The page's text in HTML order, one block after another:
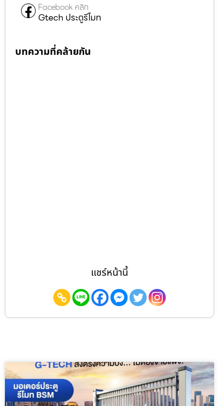
Facebook คลิก
Gtech ประตูรีโมท
บทความที่คล้ายกัน
แชร์หน้านี้